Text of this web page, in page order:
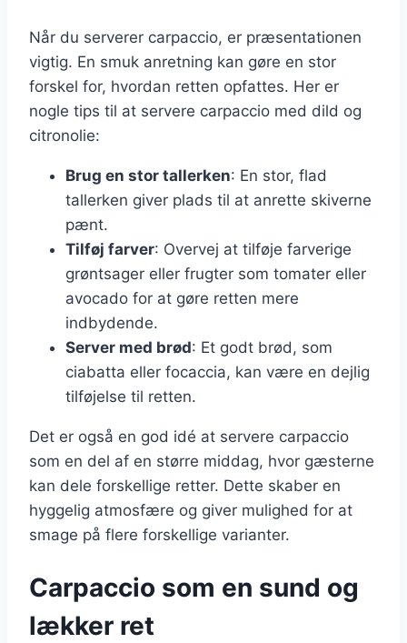
Når du serverer carpaccio, er præsentationen
vigtig. En smuk anretning kan gøre en stor
forskel for, hvordan retten opfattes. Her er
nogle tips til at servere carpaccio med dild og
citronolie:
Brug en stor tallerken: En stor, flad
tallerken giver plads til at anrette skiverne
pænt.
Tilføj farver: Overvej at tilføje farverige
grøntsager eller frugter som tomater eller
avocado for at gøre retten mere
indbydende.
Server med brød: Et godt brød, som
ciabatta eller focaccia, kan være en dejlig
tilføjelse til retten.
Det er også en god idé at servere carpaccio
som en del af en større middag, hvor gæsterne
kan dele forskellige retter. Dette skaber en
hyggelig atmosfære og giver mulighed for at
smage på flere forskellige varianter.
Carpaccio som en sund og
lækker ret